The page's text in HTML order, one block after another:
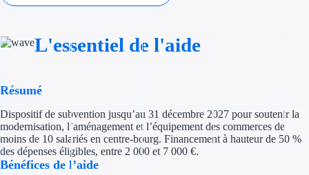
Type de financements
Subventions
Concours
L'essentiel de l'aide
Résumé
Dispositif de subvention jusqu’au 31 décembre 2027 pour soutenir la
modernisation, l’aménagement et l’équipement des commerces de
moins de 10 salariés en centre-bourg. Financement à hauteur de 50 %
des dépenses éligibles, entre 2 000 et 7 000 €.
Bénéfices de l’aide